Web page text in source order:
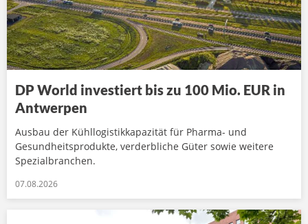
DP World investiert bis zu 100 Mio. EUR in
Antwerpen
Ausbau der Kühllogistikkapazität für Pharma- und
Gesundheitsprodukte, verderbliche Güter sowie weitere
Spezialbranchen.
07.08.2026